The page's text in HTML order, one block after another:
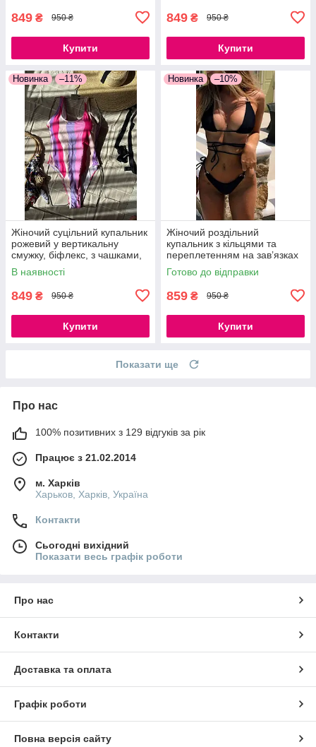
849 ₴ 950 ₴
Купити
849 ₴ 950 ₴
Купити
Новинка –11%
Жіночий суцільний купальник
рожевий у вертикальну
смужку, біфлекс, з чашками,
S, M
В наявності
849 ₴ 950 ₴
Купити
Новинка –10%
Жіночий роздільний
купальник з кільцями та
переплетенням на зав’язках
чорний бікіні з поролоновими
вкладками S, M, L
Готово до відправки
859 ₴ 950 ₴
Купити
Показати ще
Про нас
100% позитивних з 129 відгуків за рік
Працює з 21.02.2014
м. Харків
Харьков, Харків, Україна
Контакти
Сьогодні вихідний
Показати весь графік роботи
Про нас
Контакти
Доставка та оплата
Графік роботи
Повна версія сайту